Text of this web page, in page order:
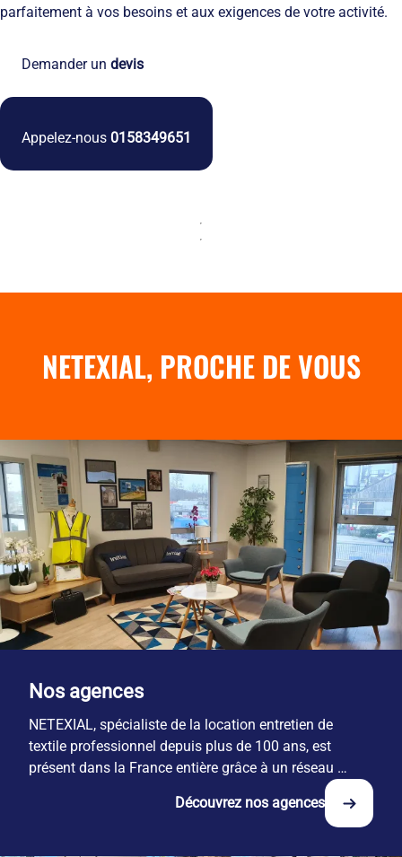
parfaitement à vos besoins et aux exigences de votre activité.
Demander un devis
Appelez-nous 0158349651
NETEXIAL, PROCHE DE VOUS
Nos agences
NETEXIAL, spécialiste de la location entretien de
textile professionnel depuis plus de 100 ans, est
présent dans la France entière grâce à un réseau
Découvrez nos agences